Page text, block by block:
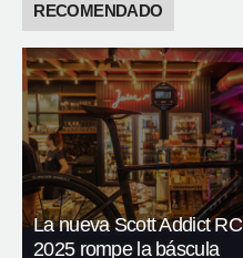
RECOMENDADO
La nueva Scott Addict RC
2025 rompe la báscula